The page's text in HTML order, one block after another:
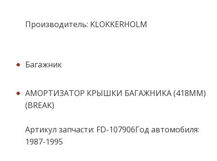
Производитель: KLOKKERHOLM
Багажник
АМОРТИЗАТОР КРЫШКИ БАГАЖНИКА (418ММ)
(BREAK)
Артикул запчасти: FD-107906Год автомобиля:
1987-1995